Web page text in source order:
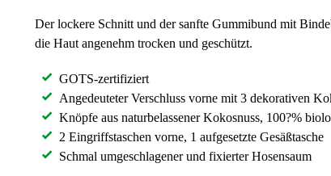
Der lockere Schnitt und der sanfte Gummibund mit
die Haut angenehm trocken und geschützt.
GOTS-zertifiziert
Angedeuteter Verschluss vorne mit 3 dekorativen
Knöpfe aus naturbelassener Kokosnuss, 100?%
2 Eingriffstaschen vorne, 1 aufgesetzte Gesäßtasche
Schmal umgeschlagener und fixierter Hosensaum